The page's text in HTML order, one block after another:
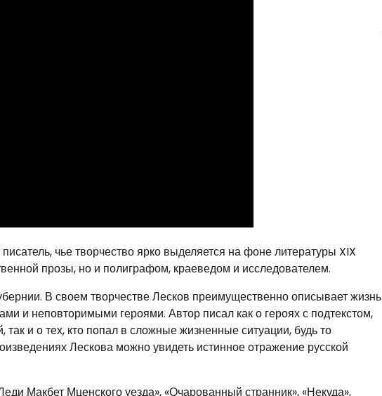
чье творчество ярко выделяется на фоне литературы XIX
прозы, но и полиграфом, краеведом и исследователем.
В своем творчестве Лесков преимущественно описывает жизнь
и неповторимыми героями. Автор писал как о героях с подтекстом,
и о тех, кто попал в сложные жизненные ситуации, будь то
Лескова можно увидеть истинное отражение русской
Макбет Мценского уезда», «Очарованный странник», «Некуда»,